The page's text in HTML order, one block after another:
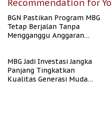
Recommendation for
BGN Pastikan Program MBG
Tetap Berjalan Tanpa
Mengganggu Anggaran
MBG Jadi Investasi Jangka
Panjang Tingkatkan
Kualitas Generasi Muda